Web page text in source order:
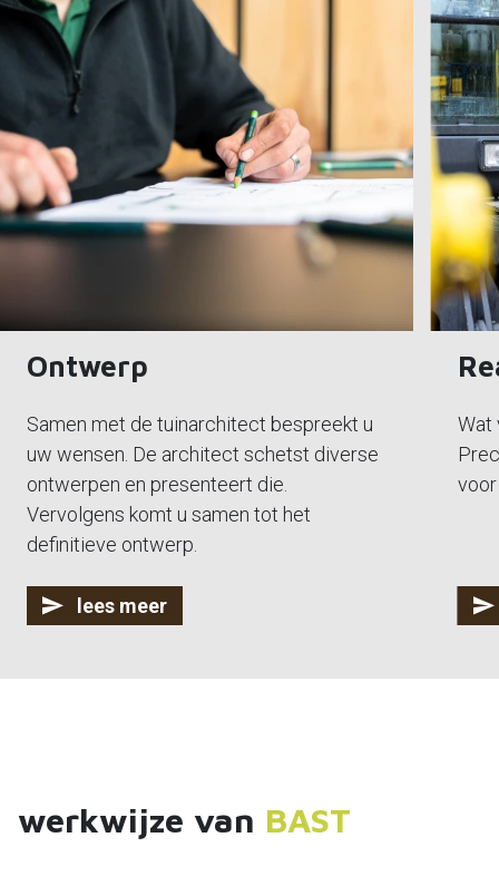
Ontwerp
Samen met de tuinarchitect bespreekt u
uw wensen. De architect schetst diverse
ontwerpen en presenteert die.
Vervolgens komt u samen tot het
definitieve ontwerp.
lees meer
Wat
voor
werkwijze van BAST